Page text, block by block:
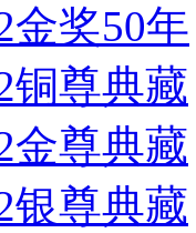
金奖50年
铜尊典藏
金尊典藏
银尊典藏